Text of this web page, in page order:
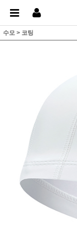
수모 > 코팅